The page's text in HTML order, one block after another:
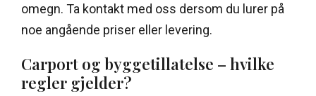
omegn. Ta kontakt med oss dersom du lurer på
noe angående priser eller levering.
Carport og byggetillatelse – hvilke
regler gjelder?